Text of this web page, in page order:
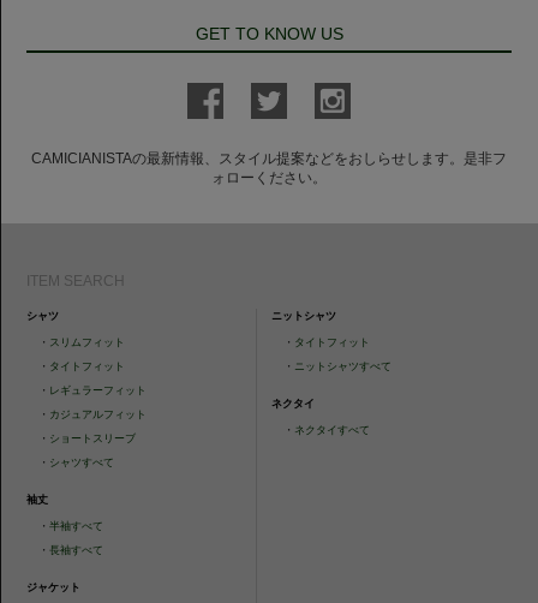
GET TO KNOW US
CAMICIANISTAの最新情報、スタイル提案などをおしらせします。是非フ
ォローください。
ITEM SEARCH
シャツ
・ スリムフィット
・ タイトフィット
・ レギュラーフィット
・ カジュアルフィット
・ ショートスリーブ
・ シャツすべて
袖丈
・半袖すべて
・長袖すべて
ジャケット
ニットシャツ
・ タイトフィット
・ ニットシャツすべて
ネクタイ
・ ネクタイすべて